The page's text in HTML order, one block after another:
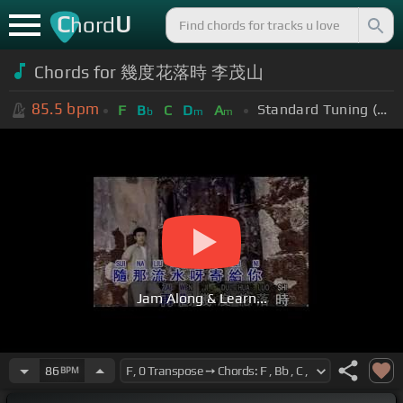
ChordU
Chords for 幾度花落時 李茂山
85.5 bpm F Bb C Dm Am Standard Tuning (EADGBE)
Jam Along & Learn...
86 BPM